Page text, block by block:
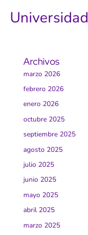
Universidad
Archivos
marzo 2026
febrero 2026
enero 2026
octubre 2025
septiembre 2025
agosto 2025
julio 2025
junio 2025
mayo 2025
abril 2025
marzo 2025